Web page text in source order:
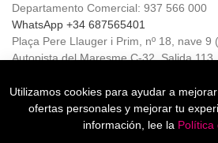
Departamento Comercial: 937 566 000
WhatsApp +34 687565401
Plaça Pere Llauger i Prim, nº 18, nave 9
Autopista del Maresme C-32, Salida 113
Horario de Atención al cliente:
De lunes a jueves de 8:00 a 17:00,
Viernes de 8:00 a 15:00
Utilizamos cookies para ayudar a
ofertas personales y mejorar tu
información, lee la Política